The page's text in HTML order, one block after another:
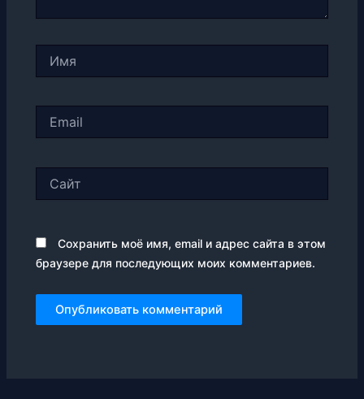
Сохранить моё имя, email и адрес сайта в этом
браузере для последующих моих комментариев.